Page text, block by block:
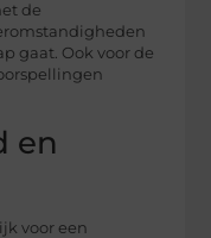
de
gaat. Ook voor de
en
voor een